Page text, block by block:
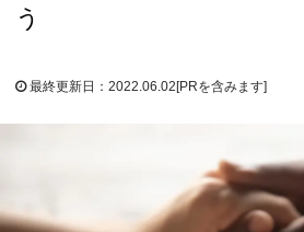
う
最終更新日：2022.06.02[PRを含みます]